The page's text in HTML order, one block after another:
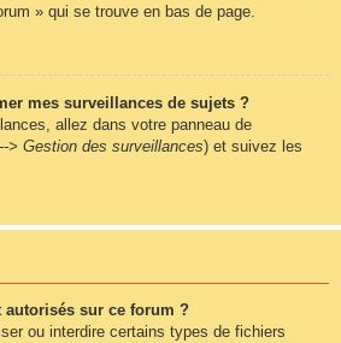
» qui se trouve en bas de page.
mes surveillances de sujets ?
allez dans votre panneau de
> Gestion des surveillances) et suivez les
sur ce forum ?
ou interdire certains types de fichiers